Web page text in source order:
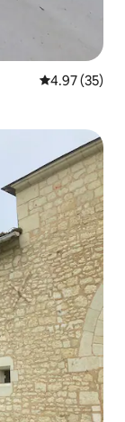
レビュー35
4.97 (35)